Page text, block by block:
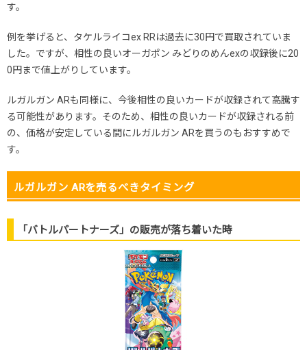
す。
例を挙げると、タケルライコex RRは過去に30円で買取されていま
した。ですが、相性の良いオーガポン みどりのめんexの収録後に20
0円まで値上がりしています。
ルガルガン ARも同様に、今後相性の良いカードが収録されて高騰す
る可能性があります。そのため、相性の良いカードが収録される前
の、価格が安定している間にルガルガン ARを買うのもおすすめで
す。
ルガルガン ARを売るべきタイミング
「バトルパートナーズ」の販売が落ち着いた時